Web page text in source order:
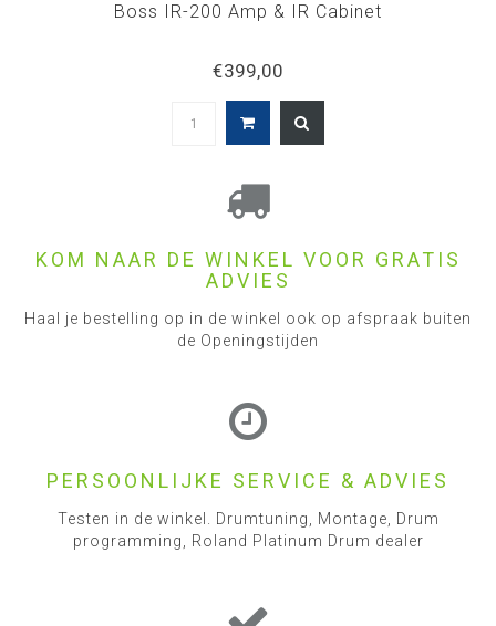
Boss IR-200 Amp & IR Cabinet
€399,00
KOM NAAR DE WINKEL VOOR GRATIS
ADVIES
Haal je bestelling op in de winkel ook op afspraak buiten
de Openingstijden
PERSOONLIJKE SERVICE & ADVIES
Testen in de winkel. Drumtuning, Montage, Drum
programming, Roland Platinum Drum dealer